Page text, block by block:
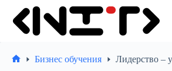
Премини
съдържанието
Бизнес обучения Лидерство –